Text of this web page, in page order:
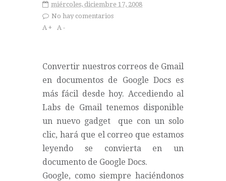
miércoles, diciembre 17, 2008
No hay comentarios
A +
A -
Convertir nuestros correos de Gmail
en documentos de Google Docs es
más fácil desde hoy. Accediendo al
Labs de Gmail tenemos disponible
un nuevo gadget que con un solo
clic, hará que el correo que estamos
leyendo se convierta en un
documento de Google Docs.
Google, como siempre haciéndonos